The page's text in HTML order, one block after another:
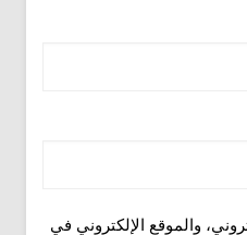
والموقع الإلكتروني في